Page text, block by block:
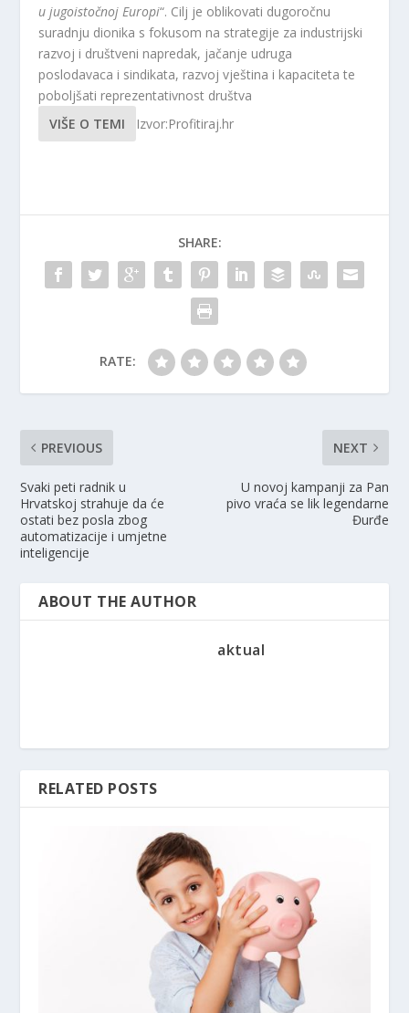
u jugoistočnoj Europi“. Cilj je oblikovati dugoročnu
suradnju dionika s fokusom na strategije za industrijski
razvoj i društveni napredak, jačanje udruga
poslodavaca i sindikata, razvoj vještina i kapaciteta te
poboljšati reprezentativnost društva
VIŠE O TEMI
Izvor:Profitiraj.hr
SHARE:
RATE:
PREVIOUS
Svaki peti radnik u
Hrvatskoj strahuje da će
ostati bez posla zbog
automatizacije i umjetne
inteligencije
NEXT
U novoj kampanji za Pan
pivo vraća se lik legendarne
Đurđe
ABOUT THE AUTHOR
aktual
RELATED POSTS